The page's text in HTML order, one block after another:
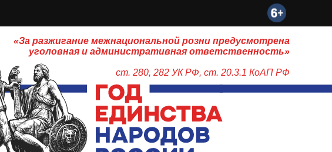
«За разжигание межнациональной розни предусмотрена
уголовная и административная ответственность»
ст. 280, 282 УК РФ, ст. 20.3.1 КоАП РФ